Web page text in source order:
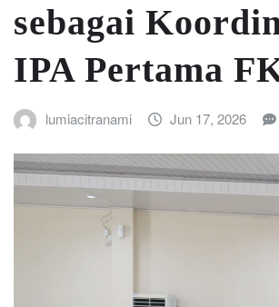
sebagai
IPA Pertama
lumiacitranami Jun 17, 2026